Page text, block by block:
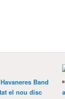
Band
el nou disc